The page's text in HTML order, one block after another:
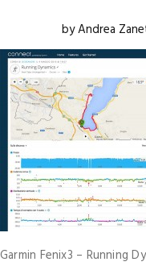
byAndrea
Garmin Fenix3 – Running